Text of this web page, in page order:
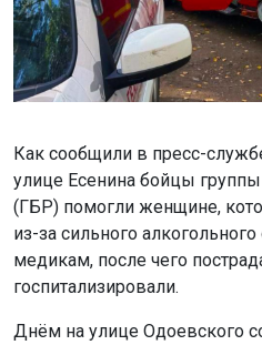
Как сообщили в пресс-
улице Есенина бойцы
(ГБР) помогли женщине,
из-за сильного
медикам, после чего
госпитализировали.
Днём на улице Одоевского